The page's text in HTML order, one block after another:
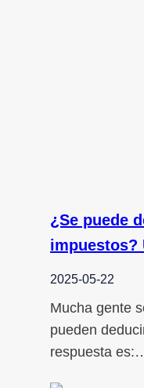
¿Se puede
impuestos?
2025-05-22
Mucha gente
pueden
respuesta